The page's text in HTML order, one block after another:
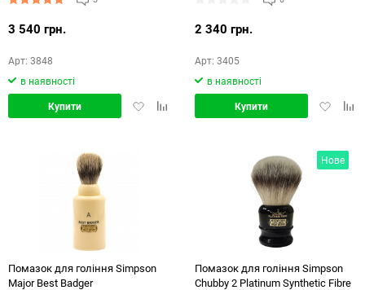
3 540 грн.
Арт: 3848
в наявності
ДодатиДодати
Купити
2 340 грн.
Арт: 3405
в наявності
Додати
Купити
Помазок для гоління Simpson
Major Best Badger
Нове
Помазок для гоління Simpson
Chubby 2 Platinum Synthetic Fibre